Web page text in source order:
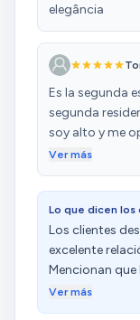
elegância
Es la segunda
segunda
soy alto y me
embalado y
Estructura
muy buena
que está muy
sin esfuerzo.
sensación de
almacenar
verdad es que
Ver más
Lo que dicen los
Los clientes
excelente
Mencionan
y que las lamas
Ver más